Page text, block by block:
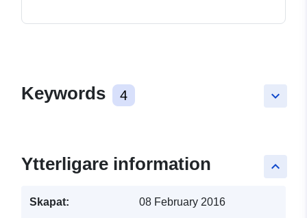
keyboard_arrow_down
Keywords 4
keyboard_arrow_up
Ytterligare information
Skapat: 08 February 2016